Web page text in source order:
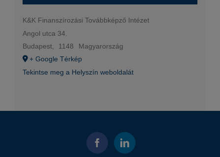
K&K Finanszírozási Továbbképző Intézet
Angol utca 34.
Budapest, 1148
Magyarország
+ Google Térkép
Tekintse meg a Helyszín weboldalát